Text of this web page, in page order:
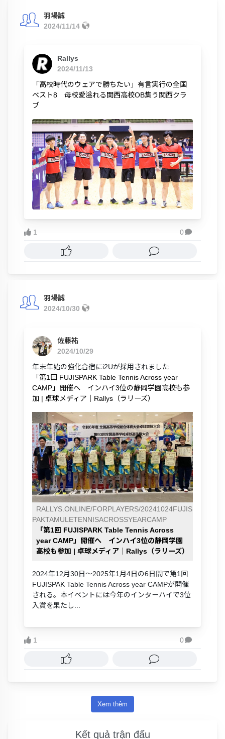
羽場誠
2024/11/14
Rallys
2024/11/13
「高校時代のウェアで勝ちたい」有言実行の全国
ベスト8 母校愛溢れる関西高校OB集う関西クラ
ブ
1 0
羽場誠
2024/10/30
佐藤祐
2024/10/29
年末年始の強化合宿にi2Uが採用されました
「第1回 FUJISPARK Table Tennis Across year
CAMP」開催へ インハイ3位の静岡学園高校も参
加 | 卓球メディア｜Rallys（ラリーズ）
RALLYS.ONLINE/FORPLAYERS/20241024FUJIS
PAKTAMULETENNISACROSSYEARCAMP
「第1回 FUJISPARK Table Tennis Across
year CAMP」開催へ インハイ3位の静岡学園
高校も参加 | 卓球メディア｜Rallys（ラリーズ）
2024年12月30日～2025年1月4日の6日間で第1回
FUJISPAK Table Tennis Across year CAMPが開催
される。本イベントには今年のインターハイで3位
入賞を果たし...
1 0
Xem thêm
Kết quả trận đấu